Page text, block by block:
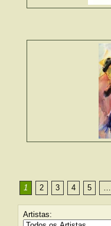
1 2 3 4 5 …
Artistas: